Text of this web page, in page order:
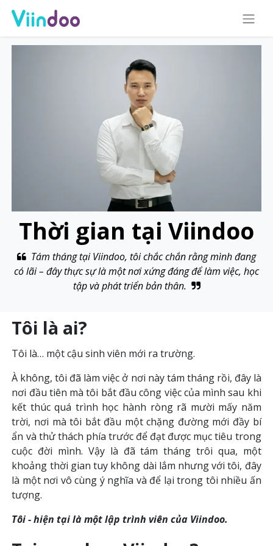
Thời gian tại Viindoo
Tám tháng tại Viindoo, tôi chắc chắn rằng mình đang
có lãi – đây thực sự là một nơi xứng đáng để làm việc, học
tập và phát triển bản thân.
Tôi là ai?
Tôi là… một cậu sinh viên mới ra trường.
À không, tôi đã làm việc ở nơi này tám tháng rồi, đây là
nơi đầu tiên mà tôi bắt đầu công việc của mình sau khi
kết thúc quá trình học hành ròng rã mười mấy năm
trời, nơi mà tôi bắt đầu một chặng đường mới đầy bí
ẩn và thử thách phía trước để đạt được mục tiêu trong
cuộc đời mình. Vậy là đã tám tháng trôi qua, một
khoảng thời gian tuy không dài lắm nhưng với tôi, đây
là một nơi vô cùng ý nghĩa và để lại trong tôi nhiều ấn
tượng.
Tôi - hiện tại là một lập trình viên của Viindoo.